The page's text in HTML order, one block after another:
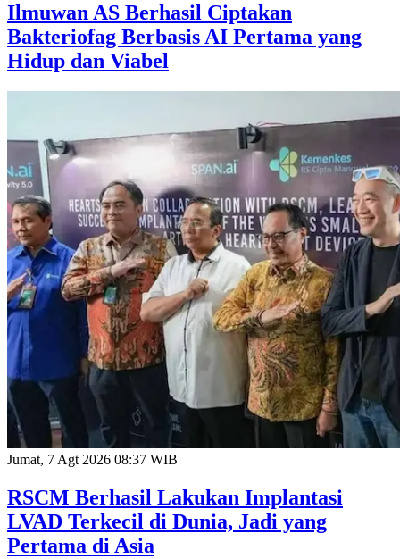
Ilmuwan AS Berhasil Ciptakan
Bakteriofag Berbasis AI Pertama yang
Hidup dan Viabel
Jumat, 7 Agt 2026 08:37 WIB
RSCM Berhasil Lakukan Implantasi
LVAD Terkecil di Dunia, Jadi yang
Pertama di Asia